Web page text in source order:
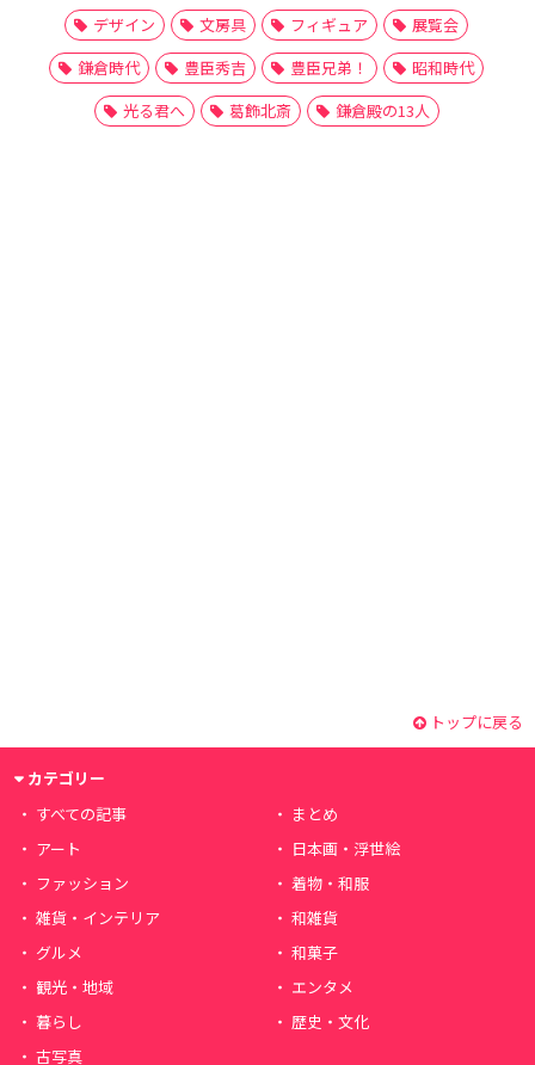
デザイン
文房具 フィギュア
展覧会
鎌倉時代
豊臣秀吉 豊臣兄弟！
昭和時代
光る君へ
葛飾北斎 鎌倉殿の13人
トップに戻る
カテゴリー
すべての記事
まとめ
アート
日本画・浮世絵
ファッション
着物・和服
雑貨・インテリア
和雑貨
グルメ
和菓子
観光・地域
エンタメ
暮らし
歴史・文化
古写真